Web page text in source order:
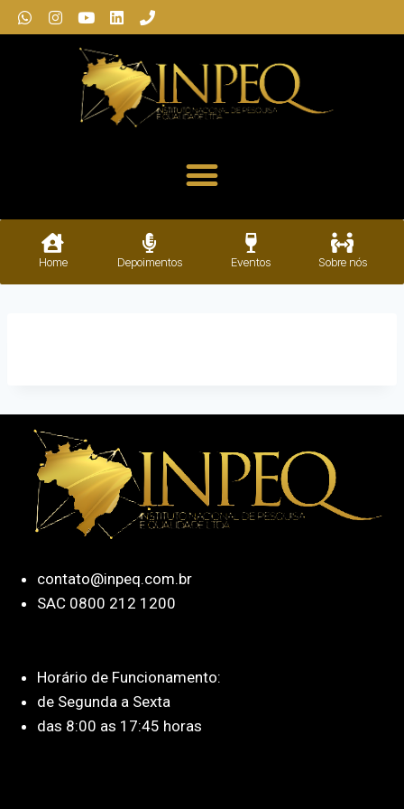
Home Depoimentos Eventos Sobre nós
contato@inpeq.com.br
SAC 0800 212 1200
Horário de Funcionamento:
de Segunda a Sexta
das 8:00 as 17:45 horas